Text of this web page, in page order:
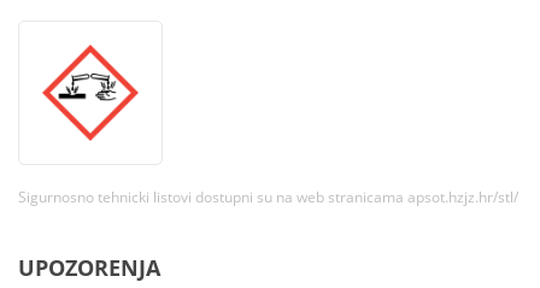
Sigurnosno tehnicki listovi dostupni su na web stranicama apsot.hzjz.hr/stl/
UPOZORENJA